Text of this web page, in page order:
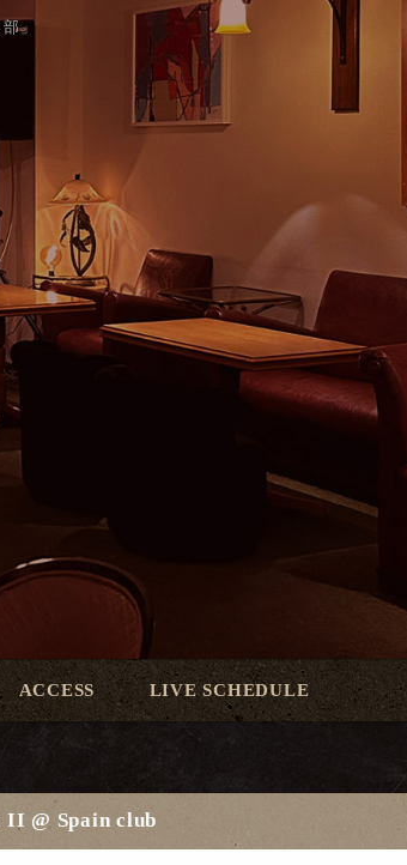
」
ACCESS LIVE SCHEDULE
@ Spain club